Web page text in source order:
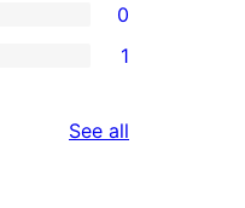
0
1
See all